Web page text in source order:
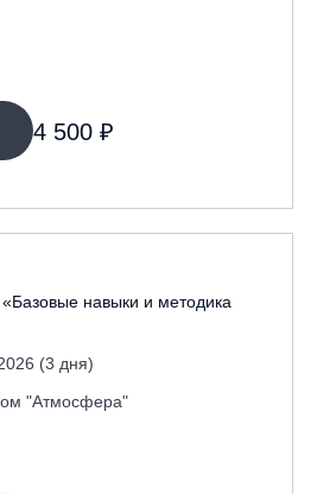
4 500 ₽
«Базовые навыки и методика
(3 дня)
"Атмосфера"